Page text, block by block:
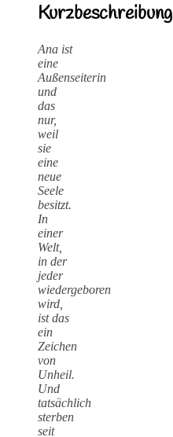
Kurzbeschreibung
Ana ist
eine
Außenseiterin
und
das
nur,
weil
sie
eine
neue
Seele
besitzt.
In
einer
Welt,
in der
jeder
wiedergeboren
wird,
ist das
ein
Zeichen
von
Unheil.
Und
tatsächlich
sterben
seit